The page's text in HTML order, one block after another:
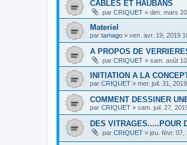
CABLES ET HAUBANS
par CRIQUET » dim. mars
Materiel
par tamago » ven. avr. 19, 2019
A PROPOS DE
par CRIQUET » sam. août
INITIATION A LA
par CRIQUET » mer. juil. 31,
COMMENT DESSINER
par CRIQUET » sam. juil. 27,
DES VITRAGES.....POUR
par CRIQUET » jeu. févr. 07,